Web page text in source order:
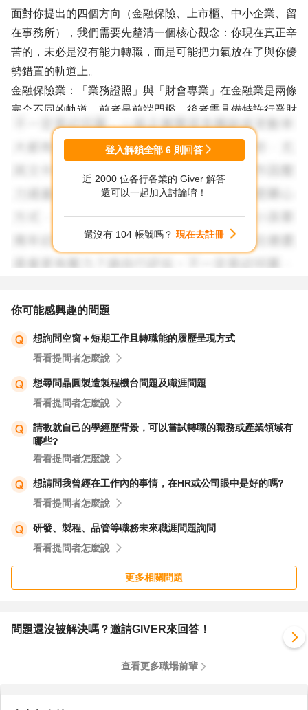
面對你提出的四個方向（金融保險、上市櫃、中小企業、留
在事務所），我們需要先釐清一個核心觀念：你現在真正辛
苦的，未必是沒有能力轉職，而是可能把力氣放在了與你優
勢錯置的軌道上。
金融保險業：「業務證照」與「財會專業」在金融業是兩條
完全不同的軌道，前者是前端門檻，後者需具備特許行業財
會經驗。
上市櫃公司： 這裡的財會通常高度看重 IFRS 或合併報表
若拿小型事務所的「純記帳」經驗去敲這兩扇門，不僅容易
焦慮。從你的實務背景來看，轉戰「優質的中小企業」將是
你勝率最高、也最能將過去經驗變現的戰場。 但要順利轉
議：
1.善用測評，找回原廠設定： 先釐清自己是追求挑戰的
「狩獵型」還是追求精準的「守護型」。別用自己的弱項
（如不熟悉的業務端）去打別人的強項，這會產生極大內
耗。若有需要，可善用「104 職涯適性測評」來客觀檢視。
2.選定熱愛產業，深耕 Domain Know-how： 這是 40 歲後
財會人員拉開薪資差距的關鍵。製造業的財會（重視成本會
計、存貨盤點）、服務業（重視現金流、人事成本）、電子
業（重視供應鏈、匯兌）的需求與發展途徑完全不同。請回
選擇一個你認同的產業深耕，讓自己從「只懂切傳票的會
計」，變成「懂該產業商業模式的財務大管家」。
3.重新對焦履歷亮點： 放下「用業務證照跨界財會」的錯
處理多家『製造業/買賣業』客戶帳務」、「熟悉該產業的
候不一定會公開招募。當你鎖定特定產業後，透過過去事務
登入解鎖全部 6 則回答
近 2000 位各行各業的 Giver 解答
還可以一起加入討論唷！
還沒有 104 帳號嗎？ 現在去註冊
你可能感興趣的問題
想詢問空窗＋短期工作且轉職能的履歷呈現方式
看看提問者怎麼說
想尋問晶圓製造製程機台問題及職涯問題
看看提問者怎麼說
請教就自己的學經歷背景，可以嘗試轉職的職務或產業領域有
哪些?
看看提問者怎麼說
想請問我曾經在工作內的事情，在HR或公司眼中是好的嗎?
看看提問者怎麼說
研發、製程、品管等職務未來職涯問題詢問
看看提問者怎麼說
更多相關問題
問題還沒被解決嗎？邀請GIVER來回答！
查看更多職場前輩